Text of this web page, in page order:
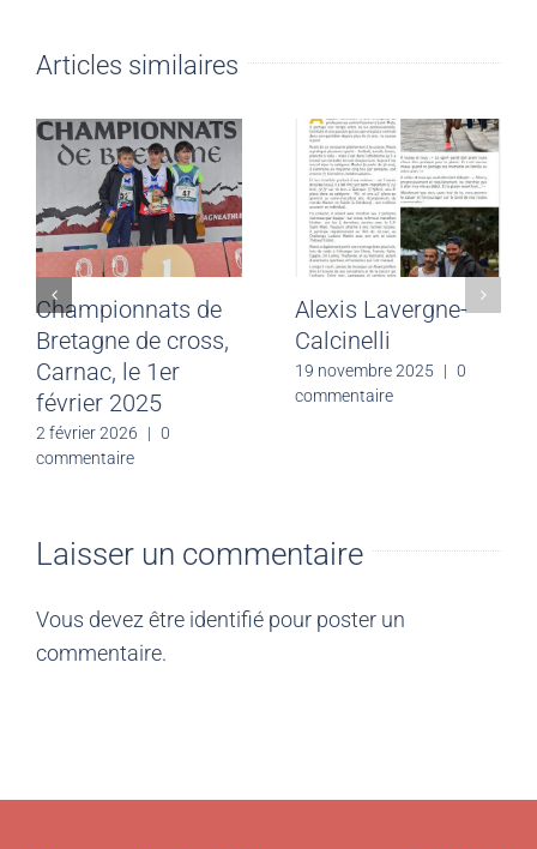
Articles similaires
Championnats de
Bretagne de cross,
Carnac, le 1er
février 2025
2 février 2026 | 0
commentaire
Alexis Lavergne-
Calcinelli
19 novembre 2025 | 0
commentaire
Laisser un commentaire
Vous devez être identifié pour poster un
commentaire.